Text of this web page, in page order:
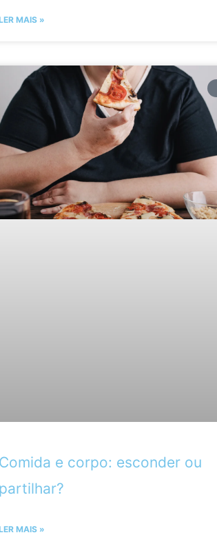
MAIS »
Comida e corpo: esconder ou
partilhar?
MAIS »